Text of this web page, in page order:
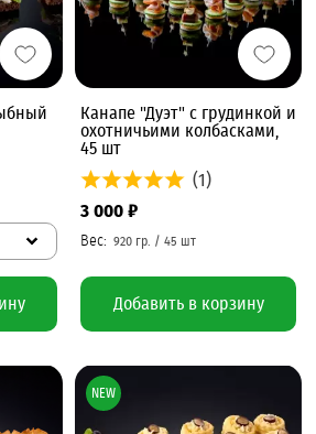
Канапе "Дуэт" с грудинкой и
охотничьими колбасками,
45 шт
(1)
3 000 ₽
Добавить в корзину
NEW